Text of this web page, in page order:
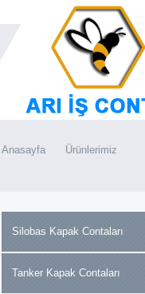
Anasayfa Ürünlerimiz
Silobas Kapak Contaları
Tanker Kapak Contaları